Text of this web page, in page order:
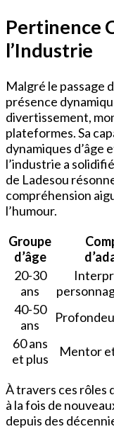
Pertinence
l’Industrie
Malgré le passage
présence
divertissement,
plateformes. Sa
dynamiques d’âge
l’industrie a
de Ladesou
compréhension
l’humour.
Groupe
d’âge
20-30
ans
40-50
ans
60 ans
et plus
Mentor
À travers ces rôles
à la fois de
depuis des